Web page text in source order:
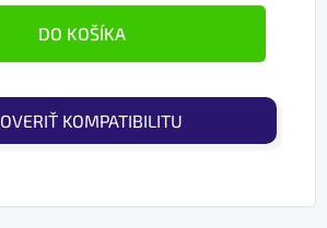
DO KOŠÍKA
OVERIŤ KOMPATIBILITU